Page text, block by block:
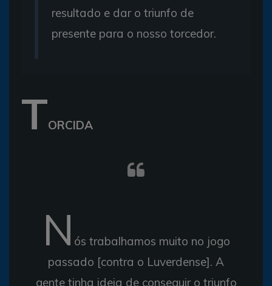
resultado e dar o triunfo de
presente para o nosso torcedor.
TORCIDA
N ós trabalhamos muito no jogo
passado [contra o Luverdense]. A
gente tinha ideia de conseguir o triunfo